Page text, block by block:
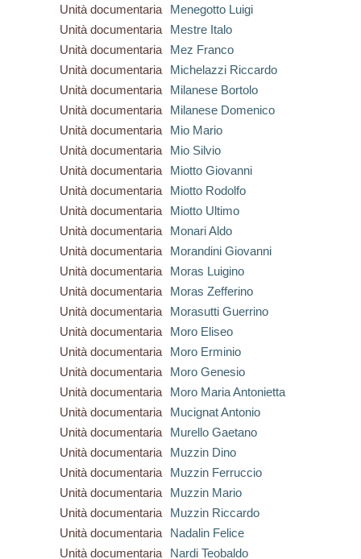
Unità documentaria
Menegotto Luigi
Unità documentaria
Mestre Italo
Unità documentaria
Mez Franco
Unità documentaria
Michelazzi Riccardo
Unità documentaria
Milanese Bortolo
Unità documentaria
Milanese Domenico
Unità documentaria
Mio Mario
Unità documentaria
Mio Silvio
Unità documentaria
Miotto Giovanni
Unità documentaria
Miotto Rodolfo
Unità documentaria
Miotto Ultimo
Unità documentaria
Monari Aldo
Unità documentaria
Morandini Giovanni
Unità documentaria
Moras Luigino
Unità documentaria
Moras Zefferino
Unità documentaria
Morasutti Guerrino
Unità documentaria
Moro Eliseo
Unità documentaria
Moro Erminio
Unità documentaria
Moro Genesio
Unità documentaria
Moro Maria Antonietta
Unità documentaria
Mucignat Antonio
Unità documentaria
Murello Gaetano
Unità documentaria
Muzzin Dino
Unità documentaria
Muzzin Ferruccio
Unità documentaria
Muzzin Mario
Unità documentaria
Muzzin Riccardo
Unità documentaria
Nadalin Felice
Unità documentaria
Nardi Teobaldo